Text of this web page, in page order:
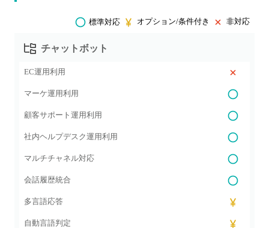
標準対応 オプション/条件付き 非対応
チャットボット
EC運用利用
マーケ運用利用
顧客サポート運用利用
社内ヘルプデスク運用利用
マルチチャネル対応
会話履歴統合
多言語応答
自動言語判定